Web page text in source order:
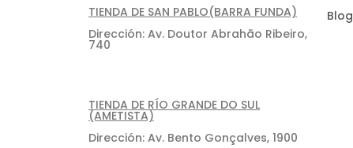
TIENDA DE SAN PABLO(BARRA FUNDA)
Dirección: Av. Doutor Abrahão Ribeiro,
740
TIENDA DE RÍO GRANDE DO SUL
(AMETISTA)
Dirección: Av. Bento Gonçalves, 1900
Blog